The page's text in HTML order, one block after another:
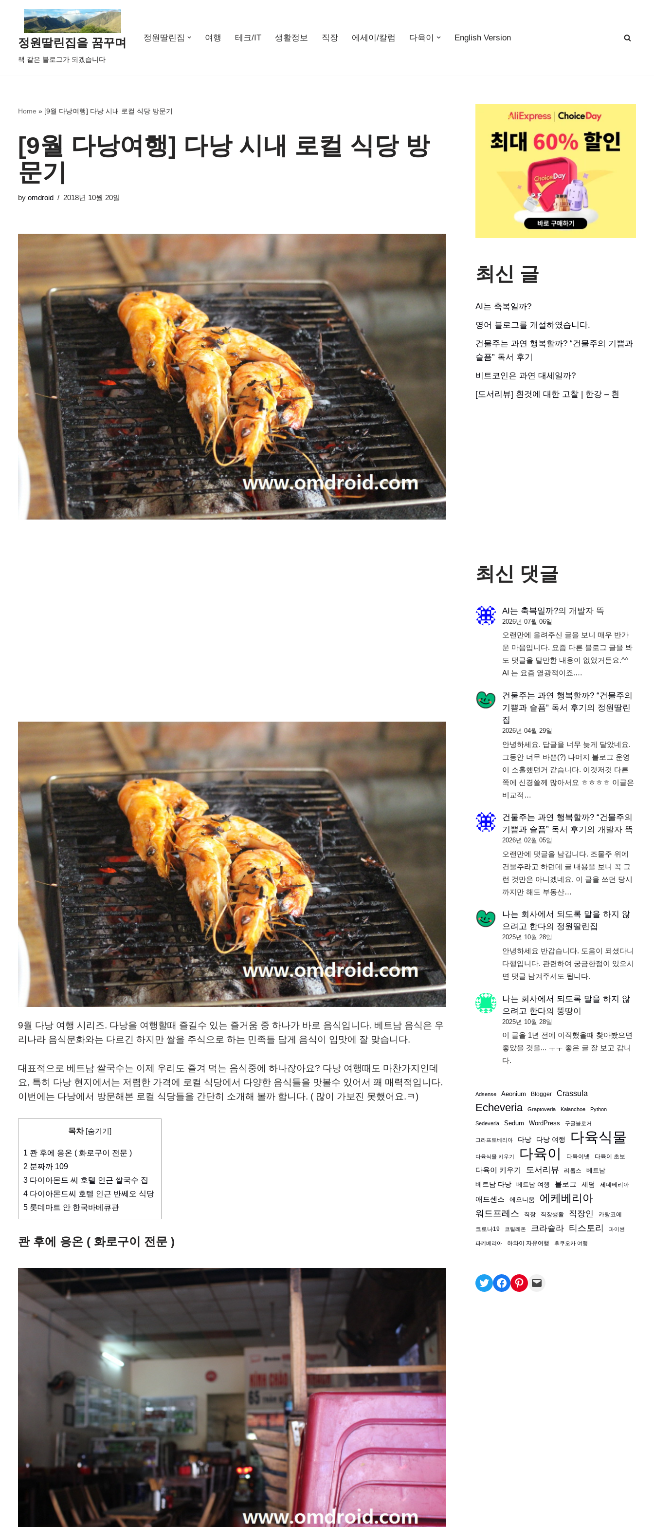
정원딸린집을 꿈꾸며
책 같은 블로그가 되겠습니다
정원딸린집 여행 테크/IT 생활정보 직장 에세이/칼럼 다육이 English Version
Home » [9월 다낭여행] 다낭 시내 로컬 식당 방문기
[9월 다낭여행] 다낭 시내 로컬 식당 방
문기
by omdroid 2018년 10월 20일
9월 다낭 여행 시리즈. 다낭을 여행할때 즐길수 있는 즐거움 중 하나가 바로 음식입니다. 베트남 음식은 우
리나라 음식문화와는 다르긴 하지만 쌀을 주식으로 하는 민족들 답게 음식이 입맛에 잘 맞습니다.
대표적으로 베트남 쌀국수는 이제 우리도 즐겨 먹는 음식중에 하나잖아요? 다낭 여행때도 마찬가지인데
요, 특히 다낭 현지에서는 저렴한 가격에 로컬 식당에서 다양한 음식들을 맛볼수 있어서 꽤 매력적입니다.
이번에는 다낭에서 방문해본 로컬 식당들을 간단히 소개해 볼까 합니다. ( 많이 가보진 못했어요.ㅋ)
목차 [숨기기 ]
1 콴 후에 응온 ( 화로구이 전문 )
2 분짜까 109
3 다이아몬드 씨 호텔 인근 쌀국수 집
4 다이아몬드씨 호텔 인근 반쎄오 식당
5 롯데마트 안 한국바베큐관
콴 후에 응온 ( 화로구이 전문 )
최신 글
AI는 축복일까?
영어 블로그를 개설하였습니다.
건물주는 과연 행복할까? “건물주의 기쁨과
슬픔” 독서 후기
비트코인은 과연 대세일까?
[도서리뷰] 흰것에 대한 고찰 | 한강 – 흰
최신 댓글
AI는 축복일까?의 개발자 뜩
2026년 07월 06일
오랜만에 올려주신 글을 보니 매우 반가
운 마음입니다. 요즘 다른 블로그 글을 봐
도 댓글을 달만한 내용이 없었거든요.^^
AI 는 요즘 열광적이죠.…
건물주는 과연 행복할까? “건물주의
기쁨과 슬픔” 독서 후기 의 정원딸린
집
2026년 04월 29일
안녕하세요. 답글을 너무 늦게 달았네요.
그동안 너무 바쁜(?) 나머지 블로그 운영
이 소홀했던거 같습니다. 이것저것 다른
쪽에 신경쓸께 많아서요 ㅎㅎㅎㅎ 이글은
비교적…
건물주는 과연 행복할까? “건물주의
기쁨과 슬픔” 독서 후기 의 개발자 뜩
2026년 02월 05일
오랜만에 댓글을 남깁니다. 조물주 위에
건물주라고 하던데 글 내용을 보니 꼭 그
런 것만은 아니겠네요. 이 글을 쓰던 당시
까지만 해도 부동산…
나는 회사에서 되도록 말을 하지 않
으려고 한다의 정원딸린집
2025년 10월 28일
안녕하세요 반갑습니다. 도움이 되셨다니
다행입니다. 관련하여 궁금한점이 있으시
면 댓글 남겨주셔도 됩니다.
나는 회사에서 되도록 말을 하지 않
으려고 한다의 뚱땅이
2025년 10월 28일
이 글을 1년 전에 이직했을때 찾아봤으면
좋았을 것을... ㅜㅜ 좋은 글 잘 보고 갑니
다.
Adsense Aeonium Blogger Crassula
Echeveria Graptoveria Kalanchoe Python
Sedeveria Sedum WordPress 구글블로거
그라프토베리아 다낭 다낭 여행 다육식물
다육식물 키우기 다육이 다육이넷 다육이 초보
다육이 키우기 도서리뷰 리톱스
베트남
베트남 다낭
베트남 여행 블로그 세덤 세데베리아
애드센스 에오니움 에케베리아
워드프레스 직장 직장생활 직장인 카랑코에
코로나19 코틸레돈 크라슐라 티스토리 파이썬
파키베리아 하와이 자유여행 후쿠오카 여행